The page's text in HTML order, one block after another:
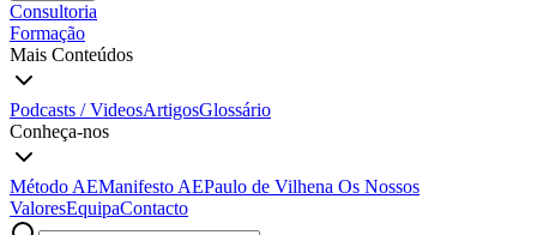
Consultoria
Formação
Mais Conteúdos
Podcasts / VideosArtigosGlossário
Conheça-nos
Método AEManifesto AEPaulo de Vilhena Os Nossos
ValoresEquipaContacto